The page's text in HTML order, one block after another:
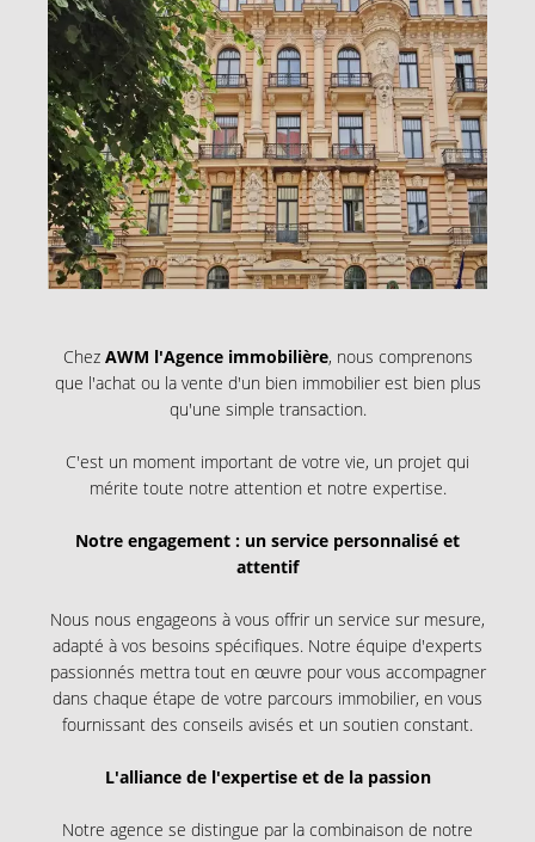
Chez AWM l'Agence immobilière, nous comprenons
que l'achat ou la vente d'un bien immobilier est bien plus
qu'une simple transaction.
C'est un moment important de votre vie, un projet qui
mérite toute notre attention et notre expertise.
Notre engagement : un service personnalisé et
attentif
Nous nous engageons à vous offrir un service sur mesure,
adapté à vos besoins spécifiques. Notre équipe d'experts
passionnés mettra tout en œuvre pour vous accompagner
dans chaque étape de votre parcours immobilier, en vous
fournissant des conseils avisés et un soutien constant.
L'alliance de l'expertise et de la passion
Notre agence se distingue par la combinaison de notre